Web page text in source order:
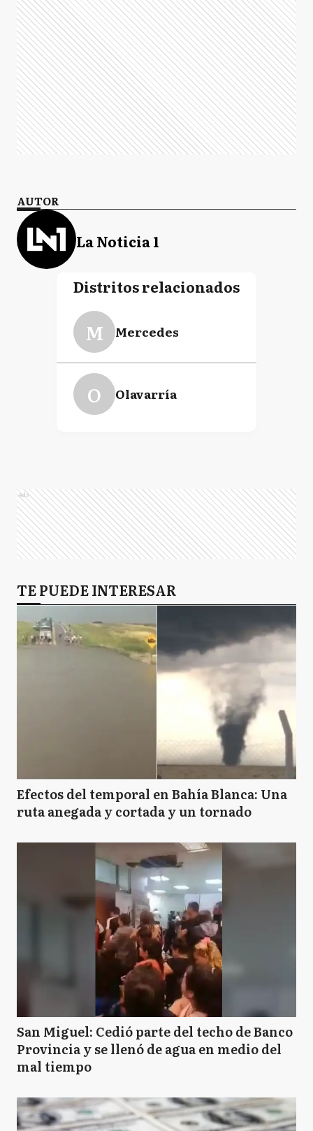
AUTOR
La Noticia 1
Distritos relacionados
M Mercedes
O Olavarría
Ads
TE PUEDE INTERESAR
Efectos del temporal en Bahía Blanca: Una
ruta anegada y cortada y un tornado
San Miguel: Cedió parte del techo de Banco
Provincia y se llenó de agua en medio del
mal tiempo